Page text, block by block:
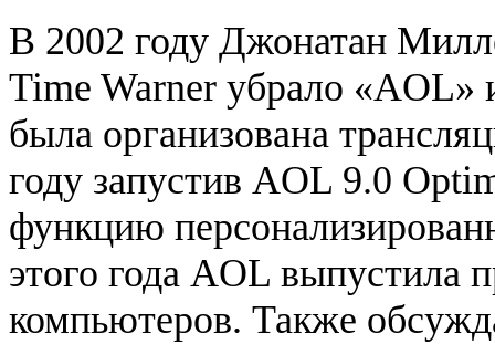
В 2002 году Джонатан
Time Warner убрало «AOL»
была организована
году запустив AOL 9.0
функцию
этого года AOL выпустила
компьютеров. Также